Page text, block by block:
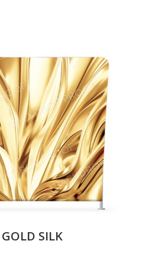
GOLD SILK